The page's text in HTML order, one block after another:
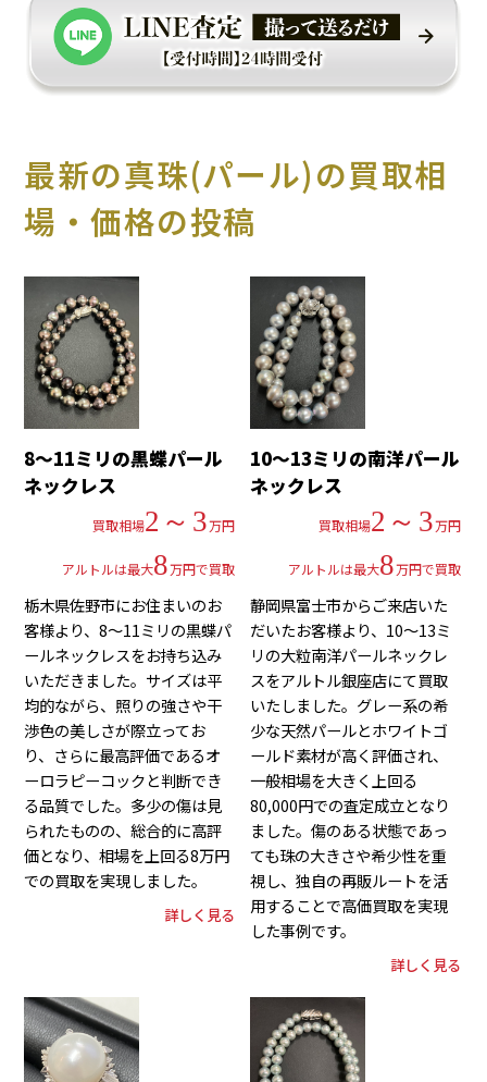
最新の真珠(パール)の買取相
場・価格の投稿
8～11ミリの黒蝶パール
ネックレス
買取相場2～3万円
アルトルは最大8万円で買取
栃木県佐野市にお住まいのお
客様より、8～11ミリの黒蝶パ
ールネックレスをお持ち込み
いただきました。サイズは平
均的ながら、照りの強さや干
渉色の美しさが際立ってお
り、さらに最高評価であるオ
ーロラピーコックと判断でき
る品質でした。多少の傷は見
られたものの、総合的に高評
価となり、相場を上回る8万円
での買取を実現しました。
詳しく見る
10～13ミリの南洋パール
ネックレス
買取相場2～3万円
アルトルは最大8万円で買取
静岡県富士市からご来店いた
だいたお客様より、10～13ミ
リの大粒南洋パールネックレ
スをアルトル銀座店にて買取
いたしました。グレー系の希
少な天然パールとホワイトゴ
ールド素材が高く評価され、
一般相場を大きく上回る
80,000円での査定成立となり
ました。傷のある状態であっ
ても珠の大きさや希少性を重
視し、独自の再販ルートを活
用することで高価買取を実現
した事例です。
詳しく見る